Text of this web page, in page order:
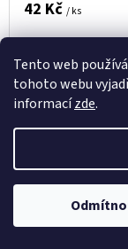
Tento web
tohoto webu
informacízde.
42 Kč / ks